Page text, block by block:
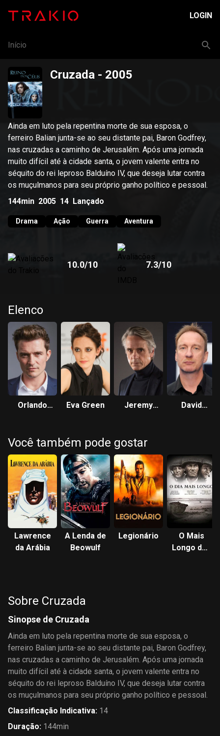
LOGIN
Início
Cruzada - 2005
Ainda em luto pela repentina morte de sua esposa, o
ferreiro Balian junta-se ao seu distante pai, Baron Godfrey,
nas cruzadas a caminho de Jerusalém. Após uma jornada
muito difícil até à cidade santa, o jovem valente entra no
séquito do rei leproso Balduíno IV, que deseja lutar contra
os muçulmanos para seu próprio ganho político e pessoal.
144min 2005 14 Lançado
Drama Ação Guerra Aventura
10.0/10 7.3/10
Elenco
Orlando
Eva Green
Jeremy
David
Você também pode gostar
Lawrence
da Arábia
A Lenda de
Beowulf
Legionário
O Mais
Longo dos
Sobre Cruzada
Sinopse de Cruzada
Ainda em luto pela repentina morte de sua esposa, o
ferreiro Balian junta-se ao seu distante pai, Baron Godfrey,
nas cruzadas a caminho de Jerusalém. Após uma jornada
muito difícil até à cidade santa, o jovem valente entra no
séquito do rei leproso Balduíno IV, que deseja lutar contra
os muçulmanos para seu próprio ganho político e pessoal.
Classificação Indicativa: 14
Duração: 144min